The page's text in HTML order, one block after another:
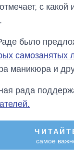
с какой
было
самозанятых
маникюра и
рада
самое